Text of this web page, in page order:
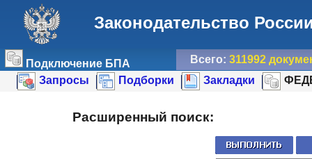
Законодательство
Подключение БПА Всего: 311992
Запросы
Подборки Закладки
Расширенный поиск: